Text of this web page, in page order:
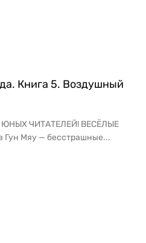
Книга 5. Воздушный
ЧИТАТЕЛЕЙ! ВЕСЁЛЫЕ
Мяу — бесстрашные...